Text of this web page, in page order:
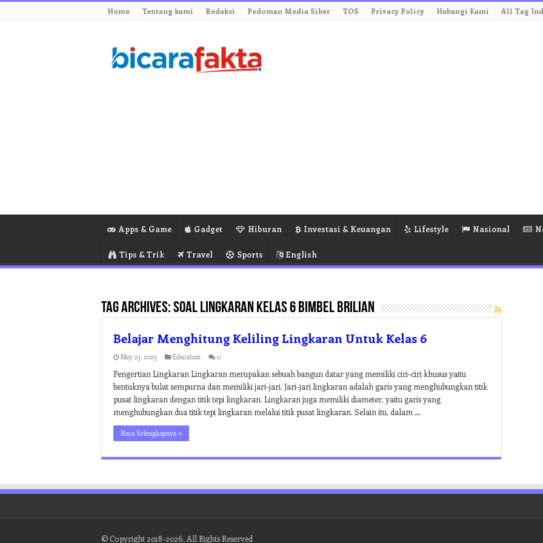
Home Tentang kami Redaksi Pedoman Media Siber TOS Privacy Policy Hubungi Kami All Tag
Apps & Game Gadget Hiburan Investasi & Keuangan Lifestyle Nasional
Tips & Trik Travel Sports English
Tag Archives:soal lingkaran kelas 6 bimbel brilian
Belajar Menghitung Keliling Lingkaran Untuk Kelas 6
May 23, 2023 Education 0
Pengertian Lingkaran Lingkaran merupakan sebuah bangun datar yang memiliki ciri-ciri khusus yaitu
bentuknya bulat sempurna dan memiliki jari-jari. Jari-jari lingkaran adalah garis yang menghubungkan titik
pusat lingkaran dengan titik tepi lingkaran. Lingkaran juga memiliki diameter, yaitu garis yang
menghubungkan dua titik tepi lingkaran melalui titik pusat lingkaran. Selain itu, dalam …
Baca Selengkapnya »
© Copyright 2018-2026, All Rights Reserved